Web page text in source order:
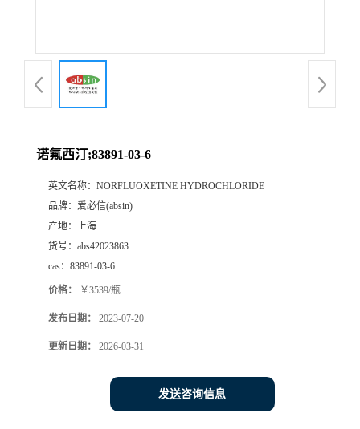
诺氟西汀;83891-03-6
英文名称： NORFLUOXETINE HYDROCHLORIDE
品牌： 爱必信(absin)
产地： 上海
货号： abs42023863
cas： 83891-03-6
价格： ￥3539/瓶
发布日期： 2023-07-20
更新日期： 2026-03-31
发送咨询信息